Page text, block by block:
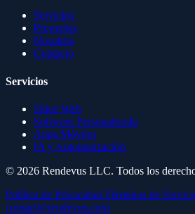
Servicios
Proyectos
Nosotros
Contacto
Servicios
Sitios Web
Software Personalizado
Apps Móviles
IA y Automatización
© 2026 Rendevus LLC. Todos los
Política de Privacidad Términos de
contact@rendevus.com